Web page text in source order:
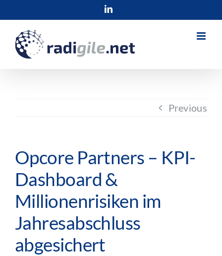
content
LinkedIn
Previous
Opcore Partners – KPI-
Dashboard &
Millionenrisiken im
Jahresabschluss
abgesichert